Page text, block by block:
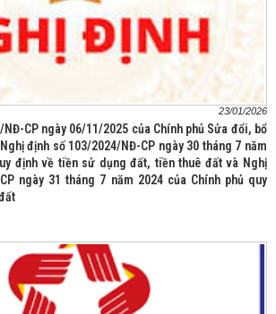
23/01/2026
CP ngày 06/11/2025 của Chính phủ Sửa đổi, bổ
định số 103/2024/NĐ-CP ngày 30 tháng 7 năm
định về tiền sử dụng đất, tiền thuê đất và Nghị
ngày 31 tháng 7 năm 2024 của Chính phủ quy